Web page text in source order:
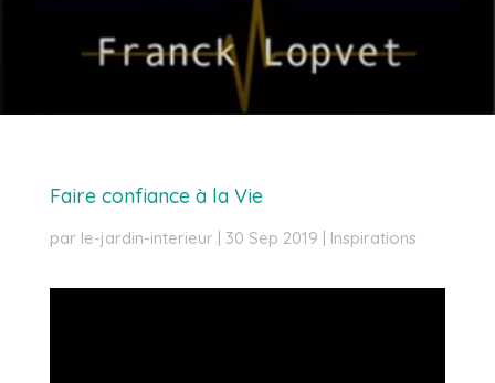
Faire confiance à la Vie
par le-jardin-interieur| 30 Sep 2019 | Inspirations